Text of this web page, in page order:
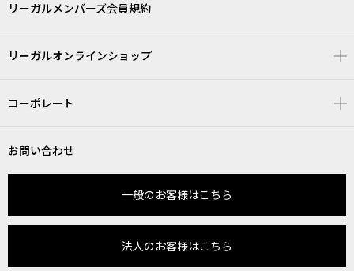
リーガルメンバーズ会員規約
リーガルオンラインショップ
コーポレート
お問い合わせ
一般のお客様はこちら
法人のお客様はこちら